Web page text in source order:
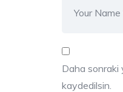
Daha sonraki
kaydedilsin.